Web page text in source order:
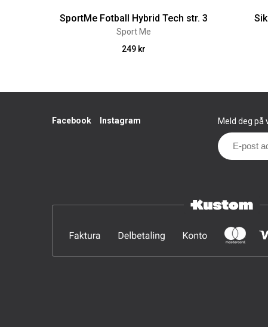
SportMe Fotball Hybrid Tech str. 3
Sport Me
249 kr
Facebook Instagram Meld deg på